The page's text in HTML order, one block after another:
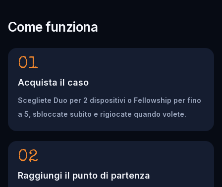
Come funziona
01
Acquista il caso
Scegliete Duo per 2 dispositivi o Fellowship per fino
a 5, sbloccate subito e rigiocate quando volete.
02
Raggiungi il punto di partenza